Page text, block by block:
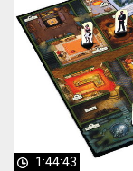
1:44:43